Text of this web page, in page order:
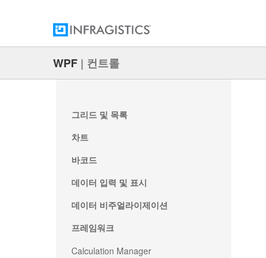
WPF | 컨트롤
그리드 및 목록
차트
바코드
데이터 입력 및 표시
데이터 비주얼라이제이션
프레임워크
Calculation Manager